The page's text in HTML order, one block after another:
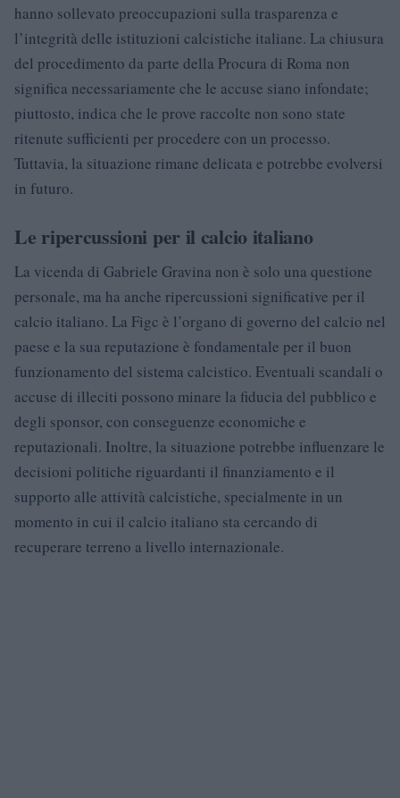
hanno sollevato preoccupazioni sulla trasparenza e
l’integrità delle istituzioni calcistiche italiane. La chiusura
del procedimento da parte della Procura di Roma non
significa necessariamente che le accuse siano infondate;
piuttosto, indica che le prove raccolte non sono state
ritenute sufficienti per procedere con un processo.
Tuttavia, la situazione rimane delicata e potrebbe evolversi
in futuro.
Le ripercussioni per il calcio italiano
La vicenda di Gabriele Gravina non è solo una questione
personale, ma ha anche ripercussioni significative per il
calcio italiano. La Figc è l’organo di governo del calcio nel
paese e la sua reputazione è fondamentale per il buon
funzionamento del sistema calcistico. Eventuali scandali o
accuse di illeciti possono minare la fiducia del pubblico e
degli sponsor, con conseguenze economiche e
reputazionali. Inoltre, la situazione potrebbe influenzare le
decisioni politiche riguardanti il finanziamento e il
supporto alle attività calcistiche, specialmente in un
momento in cui il calcio italiano sta cercando di
recuperare terreno a livello internazionale.